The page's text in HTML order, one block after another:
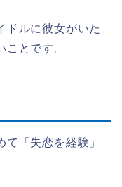
ドルに彼女がいた
とです。
て「失恋を経験」